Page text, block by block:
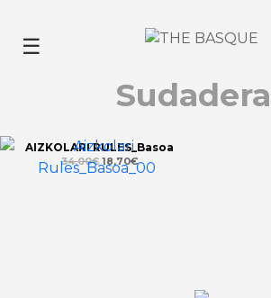
content
☰
AIZKOLARI RULES_Basoa
34,00€ 18,70€